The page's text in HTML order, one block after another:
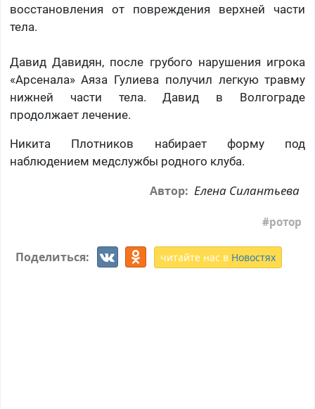
восстановления от повреждения верхней части
тела.
Давид Давидян, после грубого нарушения игрока
«Арсенала» Аяза Гулиева получил легкую травму
нижней части тела. Давид в Волгограде
продолжает лечение.
Никита Плотников набирает форму под
наблюдением медслужбы родного клуба.
Автор: Елена Силантьева
ротор
Поделиться: читайте нас в Новостях